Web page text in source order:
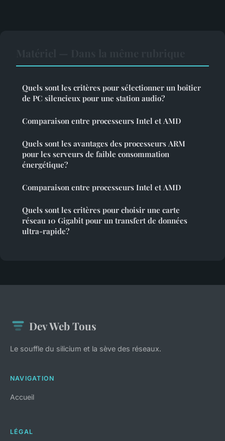
Quels sont les critères pour sélectionner un boîtier
de PC silencieux pour une station audio?
Comparaison entre processeurs Intel et AMD
Quels sont les avantages des processeurs ARM
pour les serveurs de faible consommation
énergétique?
Comparaison entre processeurs Intel et AMD
Quels sont les critères pour choisir une carte
réseau 10 Gigabit pour un transfert de données
ultra-rapide?
Dev Web Tous
Le souffle du silicium et la sève des réseaux.
NAVIGATION
Accueil
LÉGAL